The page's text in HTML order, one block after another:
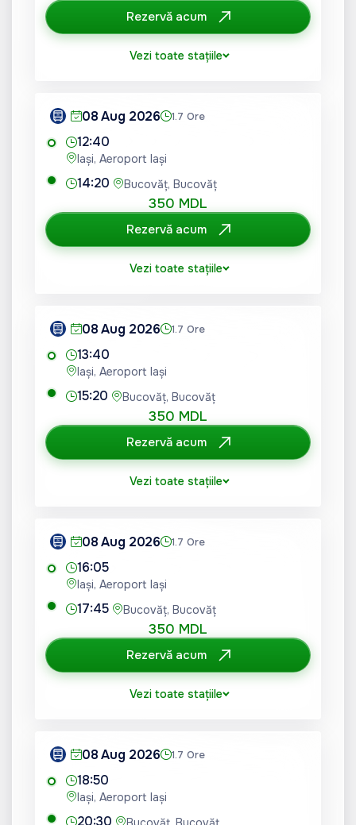
Rezervă acum
Vezi toate stațiile
08 Aug 2026 1.7 Ore
12:40
Iași, Aeroport Iași
14:20 Bucovăț, Bucovăț
350 MDL
Rezervă acum
Vezi toate stațiile
08 Aug 2026 1.7 Ore
13:40
Iași, Aeroport Iași
15:20 Bucovăț, Bucovăț
350 MDL
Rezervă acum
Vezi toate stațiile
08 Aug 2026 1.7 Ore
16:05
Iași, Aeroport Iași
17:45 Bucovăț, Bucovăț
350 MDL
Rezervă acum
Vezi toate stațiile
08 Aug 2026 1.7 Ore
18:50
Iași, Aeroport Iași
20:30